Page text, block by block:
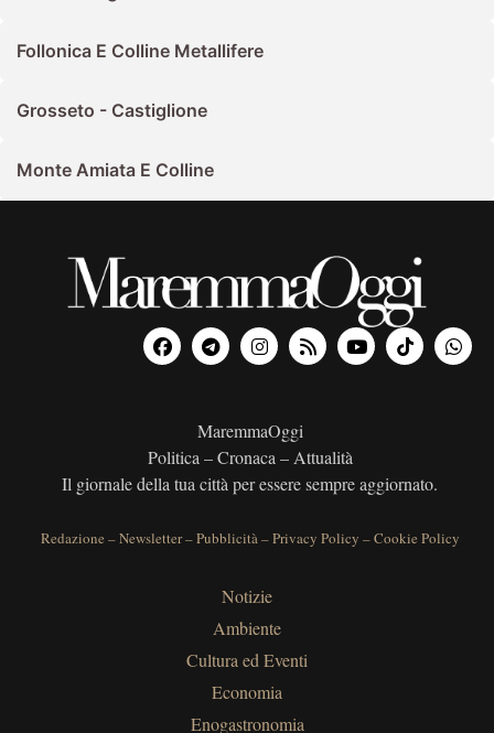
Follonica E Colline Metallifere
Grosseto - Castiglione
Monte Amiata E Colline
MaremmaOggi
Politica – Cronaca – Attualità
Il giornale della tua città per essere sempre aggiornato.
Redazione –Newsletter–Pubblicità–Privacy Policy –Cookie Policy
Notizie
Ambiente
Cultura ed Eventi
Economia
Enogastronomia